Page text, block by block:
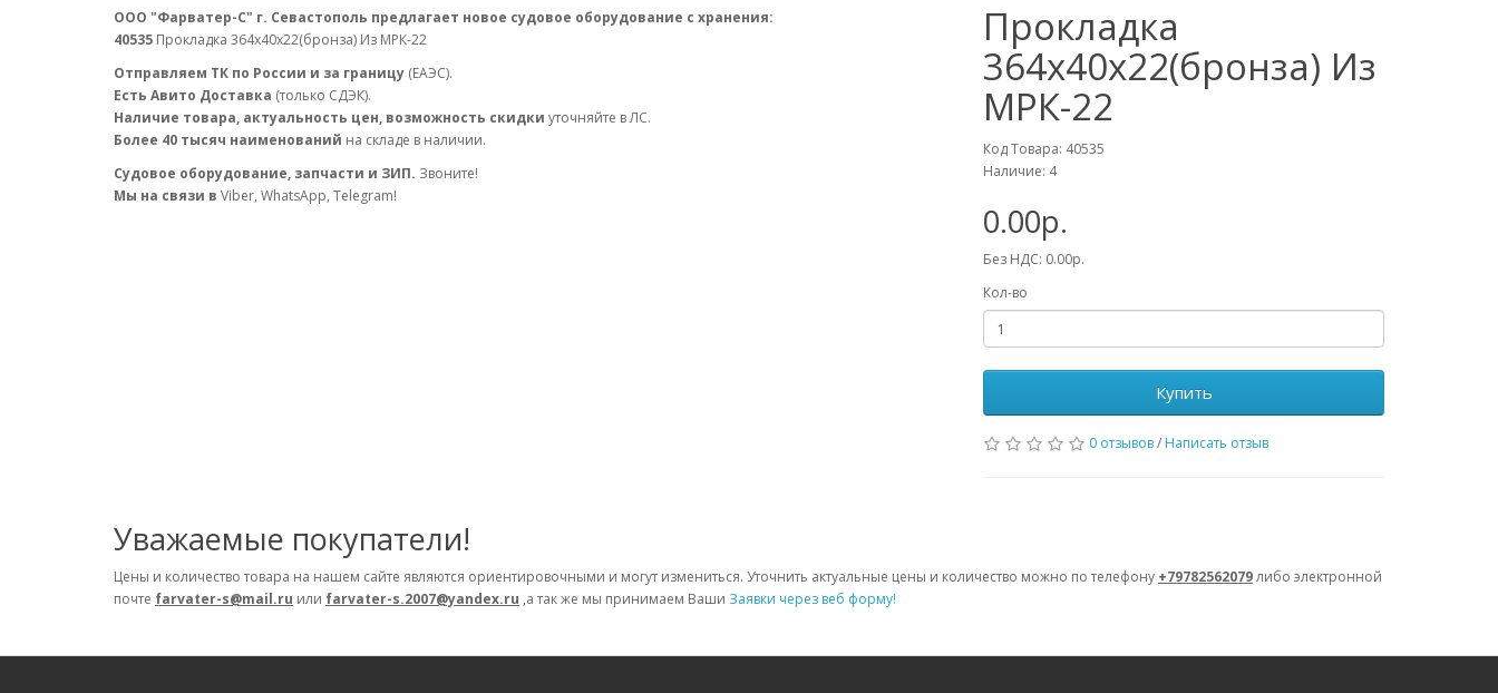
ООО "Фарватер-С" г. Севастополь предлагает новое судовое оборудование с хранения:
40535 Прокладка 364х40х22(бронза) Из МРК-22
Отправляем ТК по России и за границу (ЕАЭС).
Есть Авито Доставка (только СДЭК).
Наличие товара, актуальность цен, возможность скидки уточняйте в ЛС.
Более 40 тысяч наименований на складе в наличии.
Судовое оборудование, запчасти и ЗИП. Звоните!
Мы на связи в Viber, WhatsApp, Telegram!
Прокладка
364х40х22(бронза) Из
МРК-22
Код Товара: 40535
Наличие: 4
0.00р.
Без НДС: 0.00р.
Кол-во
Купить
0 отзывов/ Написать отзыв
Уважаемые покупатели!
Цены и количество товара на нашем сайте являются ориентировочными и могут измениться. Уточнить актуальные цены и количество можно по телефону +79782562079либо электронной
почте farvater-s@mail.ru или farvater-s.2007@yandex.ru ,а так же мы принимаем Ваши Заявки через веб форму!